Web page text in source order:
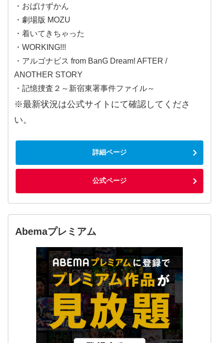
・おばけずかん
・劇場版 MOZU
・着いてきちゃった
・WORKING!!!
・アルゴナビス from BanG Dream! AFTER /
ANOTHER STORY
・記憶捜査２～新宿東署事件ファイル～
※最新状況は公式サイトにて確認してくださ
い。
詳細ページ
公式ページ
Abemaプレミアム